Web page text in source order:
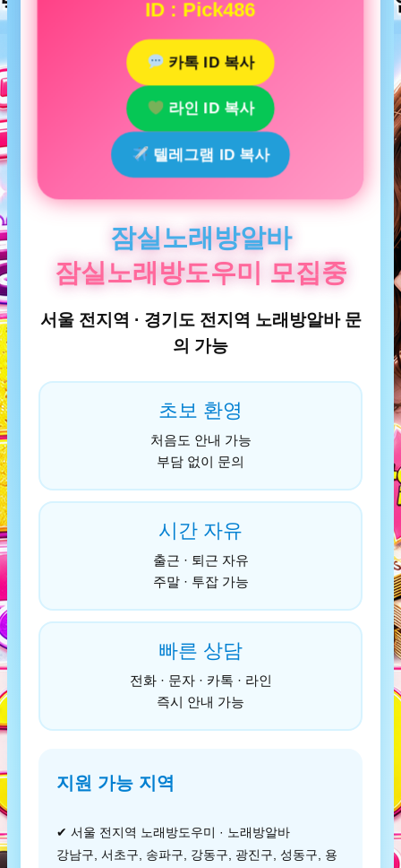
ID : Pick486
카톡 ID 복사
라인 ID 복사
텔레그램 ID 복사
잠실노래방알바
잠실노래방도우미 모집중
서울 전지역 · 경기도 전지역 노래방알바 문
의 가능
초보 환영
처음도 안내 가능
부담 없이 문의
시간 자유
출근 · 퇴근 자유
주말 · 투잡 가능
빠른 상담
전화 · 문자 · 카톡 · 라인
즉시 안내 가능
지원 가능 지역
✔ 서울 전지역 노래방도우미 · 노래방알바
강남구, 서초구, 송파구, 강동구, 광진구, 성동구, 용